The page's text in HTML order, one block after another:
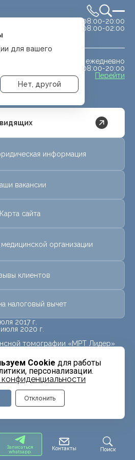
сб-вс 08:00-20:00
08:00-02:00
ежедневно
08:00-20:00
Перейти
для вашего
Нет, другой
Записаться
whatsapp
Контакты Поиск
Cookie для работы
персонализации.
Отклонить
информация
вакансии
Карта сайта
организации
клиентов
налоговый вычет
2017 г.
2020 г.
томографии «МРТ Лидер»
для данного филиала